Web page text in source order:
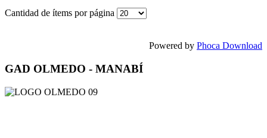
Cantidad de ítems por página
Powered by Phoca Download
GAD OLMEDO - MANABÍ